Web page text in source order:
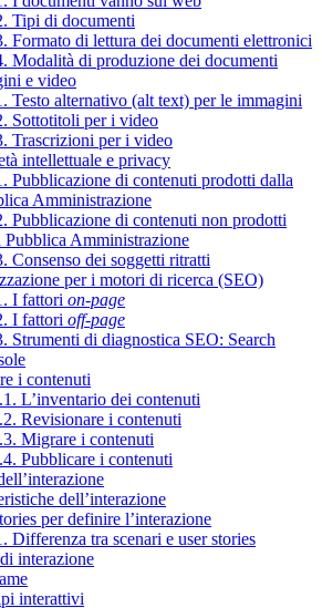
Tipi di documenti
Formato di lettura dei documenti elettronici
Modalità di produzione dei documenti
e video
Testo alternativo (alt text) per le immagini
Sottotitoli per i video
Trascrizioni per i video
intellettuale e privacy
Pubblicazione di contenuti prodotti dalla
Amministrazione
Pubblicazione di contenuti non prodotti
Pubblica Amministrazione
Consenso dei soggetti ritratti
per i motori di ricerca (SEO)
I fattori on-page
I fattori off-page
Strumenti di diagnostica SEO: Search
i contenuti
L’inventario dei contenuti
Revisionare i contenuti
Migrare i contenuti
Pubblicare i contenuti
dell’interazione
per definire l’interazione
Differenza tra scenari e user stories
interazione
interattivi